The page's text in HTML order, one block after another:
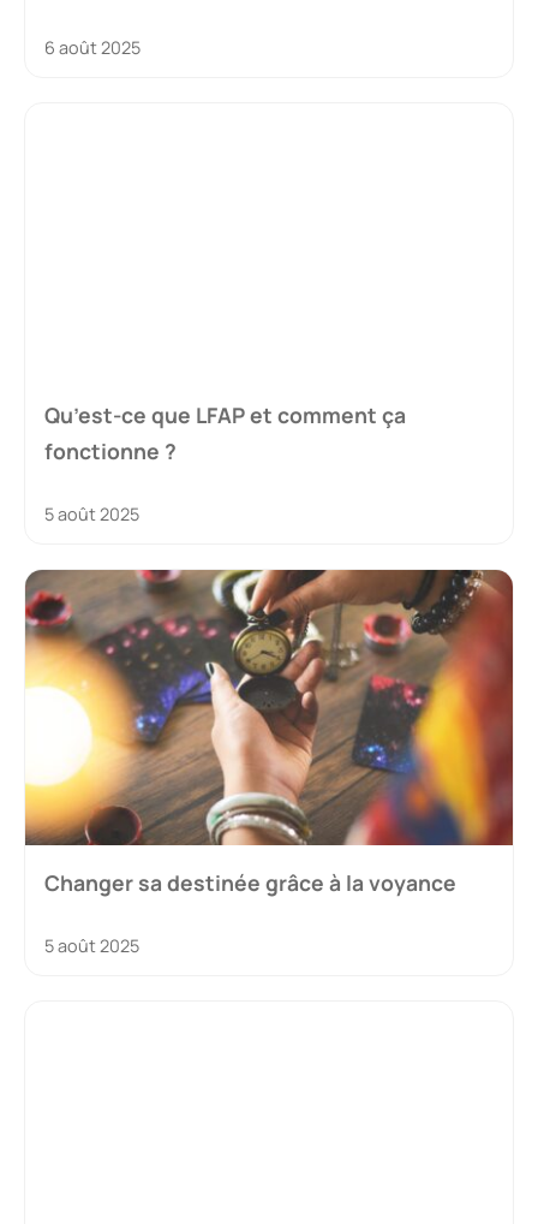
6 août 2025
Qu’est-ce que LFAP et comment ça
fonctionne ?
5 août 2025
Changer sa destinée grâce à la voyance
5 août 2025